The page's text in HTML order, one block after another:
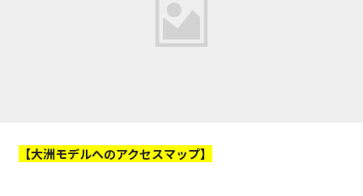
【大洲モデルへのアクセスマップ】